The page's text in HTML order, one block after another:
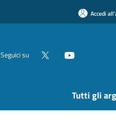
Accedi
Seguici su
Tutti gli